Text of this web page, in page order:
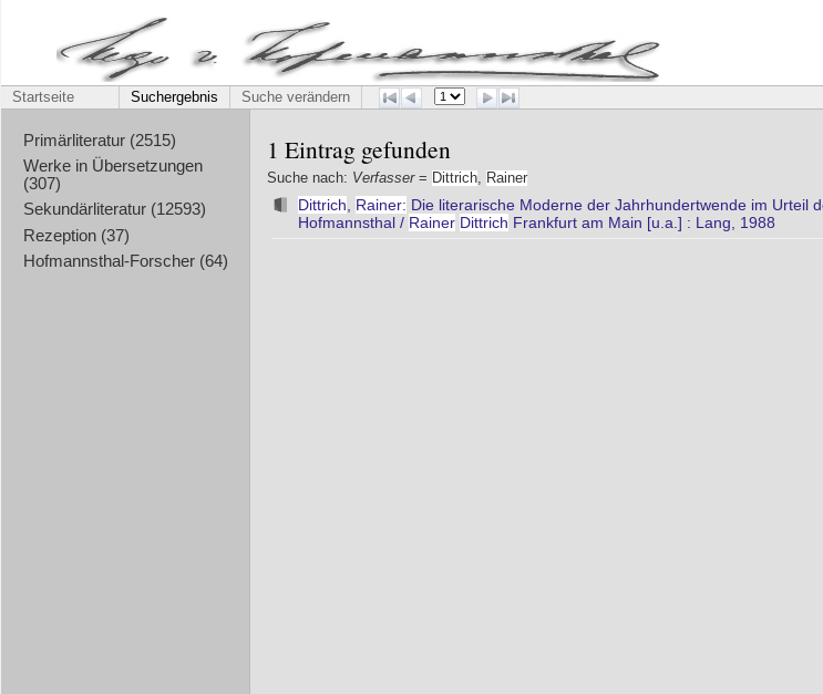
Startseite Suchergebnis Suche verändern
Primärliteratur (2515)
Werke in Übersetzungen
(307)
Sekundärliteratur (12593)
Rezeption (37)
Hofmannsthal-Forscher (64)
1 Eintrag gefunden
Suche nach: Verfasser= Dittrich Rainer
Dittrich, Rainer: Die literarische Moderne der Jahrhundertwende im Urteil
Hofmannsthal / Rainer Dittrich Frankfurt am Main [u.a.] : Lang, 1988